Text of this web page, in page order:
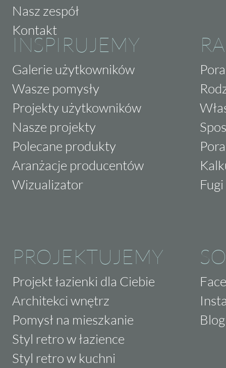
Nasz zespół
Kontakt
INSPIRUJEMY
Galerie użytkowników
Wasze pomysły
Projekty użytkowników
Nasze projekty
Polecane produkty
Aranżacje producentów
Wizualizator
PROJEKTUJEMY
Projekt łazienki dla Ciebie
Architekci wnętrz
Pomysł na mieszkanie
Styl retro w łazience
Styl retro w kuchni
Blog